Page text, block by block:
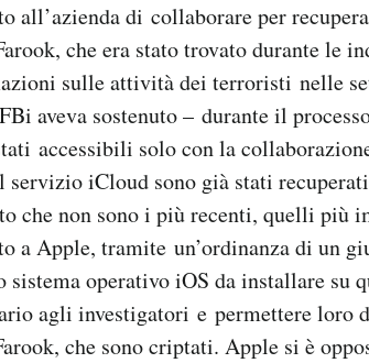
all’azienda di collaborare per
che era stato trovato durante le
sulle attività dei terroristi nelle
aveva sostenuto – durante il
accessibili solo con la
iCloud sono già stati
che non sono i più recenti, quelli più
a Apple, tramite un’ordinanza di un
sistema operativo iOS da installare su
agli investigatori e permettere loro
che sono criptati. Apple si è